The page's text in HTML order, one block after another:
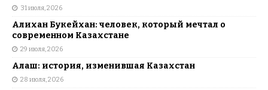
31 июля, 2026
Алихан Букейхан: человек, который мечтал о
современном Казахстане
29 июля, 2026
Алаш: история, изменившая Казахстан
28 июля, 2026